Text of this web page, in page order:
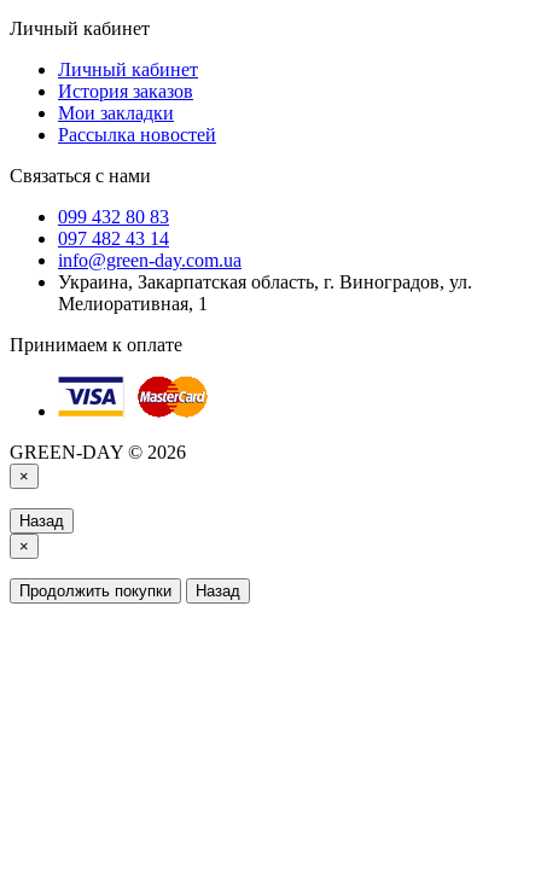
Личный кабинет
Личный кабинет
История заказов
Мои закладки
Рассылка новостей
Связаться с нами
099 432 80 83
097 482 43 14
info@green-day.com.ua
Украина, Закарпатская область, г. Виноградов, ул.
Мелиоративная, 1
Принимаем к оплате
GREEN-DAY © 2026
×
Назад
×
Продолжить покупки Назад